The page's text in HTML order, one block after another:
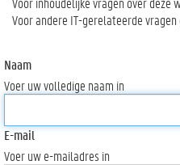
Voor andere IT-gerelateerde vragen
Naam
Voer uw volledige naam in
E-mail
Voer uw e-mailadres in